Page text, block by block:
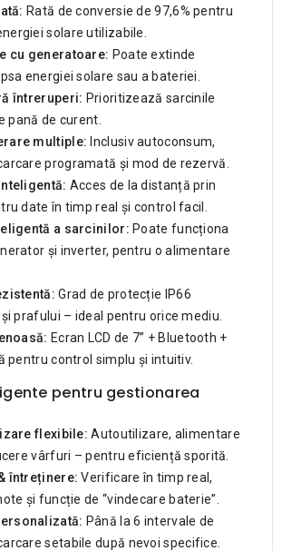
Rată de conversie de 97,6% pentru
solare utilizabile.
cu generatoare: Poate extinde
energiei solare sau a bateriei.
întreruperi: Prioritizează sarcinile
pană de curent.
multiple: Inclusiv autoconsum,
programată și mod de rezervă.
Acces de la distanță prin
date în timp real și control facil.
a sarcinilor: Poate funcționa
și inverter, pentru o alimentare
Grad de protecție IP66
prafului – ideal pentru orice mediu.
Ecran LCD de 7” + Bluetooth +
pentru control simplu și intuitiv.
pentru gestionarea
flexibile: Autoutilizare, alimentare
vârfuri – pentru eficiență sporită.
întreținere: Verificare în timp real,
și funcție de “vindecare baterie”.
Până la 6 intervale de
setabile după nevoi specifice.